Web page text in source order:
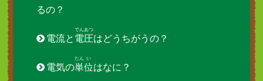
るの？
電流と 電
でん
圧
あつ
はどうちがうの？
電気の単
たん
位
い
はなに？